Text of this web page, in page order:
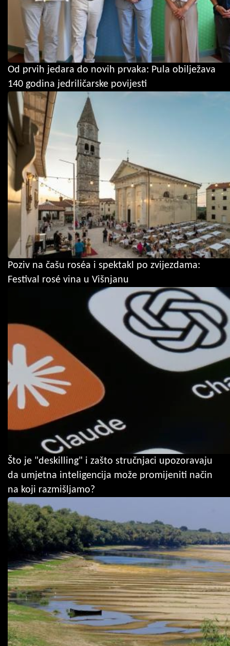
Od prvih jedara do novih prvaka: Pula obilježava
140 godina jedriličarske povijesti
Poziv na čašu roséa i spektakl po zvijezdama:
Festival rosé vina u Višnjanu
Što je "deskilling" i zašto stručnjaci upozoravaju
da umjetna inteligencija može promijeniti način
na koji razmišljamo?